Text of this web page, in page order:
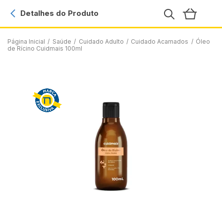
Página Inicial / Saúde / Cuidado Adulto / Cuidado Acamados / Óleo
de Rícino Cuidmais 100ml
Detalhes do Produto